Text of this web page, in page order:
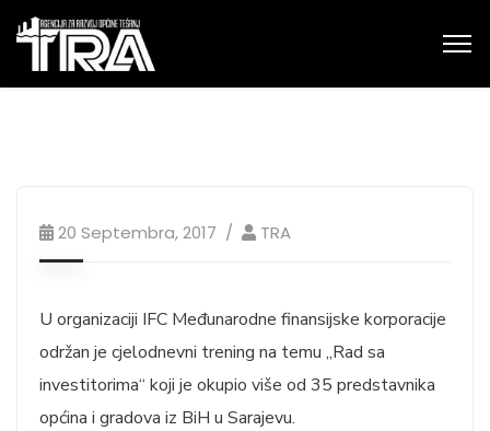
20 Septembra, 2017 TRA
U organizaciji IFC Međunarodne finansijske korporacije
održan je cjelodnevni trening na temu „Rad sa
investitorima“ koji je okupio više od 35 predstavnika
općina i gradova iz BiH u Sarajevu.